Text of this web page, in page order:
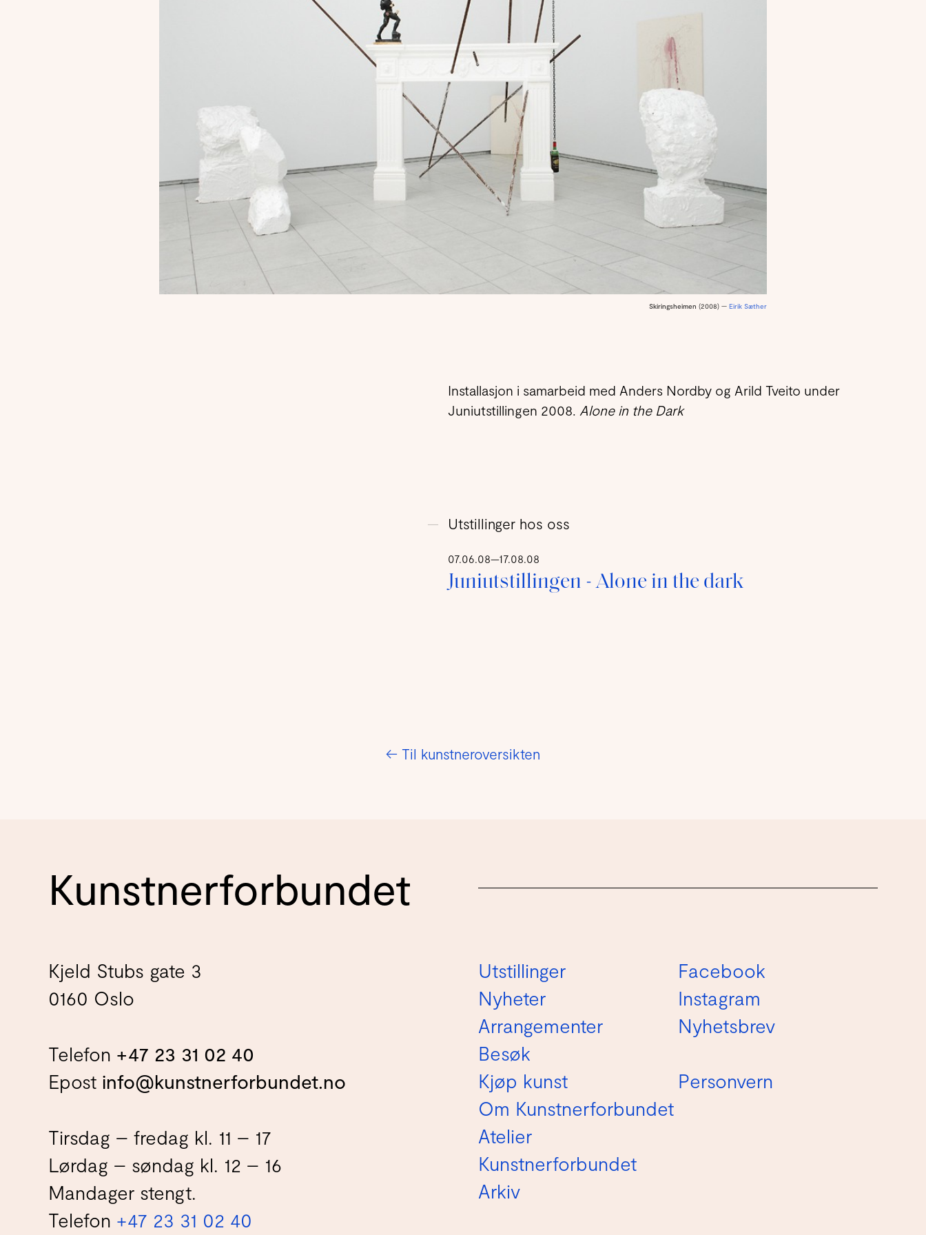
Skiringsheimen (2008) — Eirik Sæther
Installasjon i samarbeid med Anders Nordby og Arild Tveito under
Juniutstillingen 2008. Alone in the Dark
Utstillinger hos oss
07.06.08—17.08.08
Juniutstillingen - Alone in the dark
← Til kunstneroversikten
Kunstnerforbundet
Kjeld Stubs gate 3
0160 Oslo
Telefon +47 23 31 02 40
Epost info@kunstnerforbundet.no
Tirsdag – fredag kl. 11 – 17
Lørdag – søndag kl. 12 – 16
Mandager stengt.
Telefon +47 23 31 02 40
Utstillinger
Nyheter
Arrangementer
Besøk
Kjøp kunst
Om Kunstnerforbundet
Atelier
Kunstnerforbundet
Arkiv
Facebook
Instagram
Nyhetsbrev
Personvern